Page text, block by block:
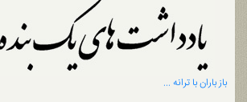
باز باران با ترانه ...